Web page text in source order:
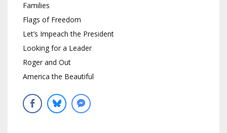
Families
Flags of Freedom
Let’s Impeach the President
Looking for a Leader
Roger and Out
America the Beautiful